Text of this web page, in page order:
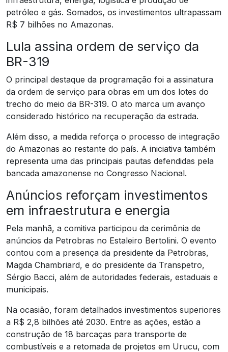
petróleo e gás. Somados, os investimentos ultrapassam
R$ 7 bilhões no Amazonas.
Lula assina ordem de serviço da
BR-319
O principal destaque da programação foi a assinatura
da ordem de serviço para obras em um dos lotes do
trecho do meio da BR-319. O ato marca um avanço
considerado histórico na recuperação da estrada.
Além disso, a medida reforça o processo de integração
do Amazonas ao restante do país. A iniciativa também
representa uma das principais pautas defendidas pela
bancada amazonense no Congresso Nacional.
Anúncios reforçam investimentos
em infraestrutura e energia
Pela manhã, a comitiva participou da cerimônia de
anúncios da Petrobras no Estaleiro Bertolini. O evento
contou com a presença da presidente da Petrobras,
Magda Chambriard, e do presidente da Transpetro,
Sérgio Bacci, além de autoridades federais, estaduais e
municipais.
Na ocasião, foram detalhados investimentos superiores
a R$ 2,8 bilhões até 2030. Entre as ações, estão a
construção de 18 barcaças para transporte de
combustíveis e a retomada de projetos em Urucu, com